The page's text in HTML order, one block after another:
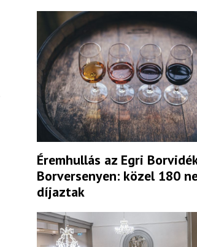
Éremhullás az Egri
Borversenyen: közel 180
díjaztak